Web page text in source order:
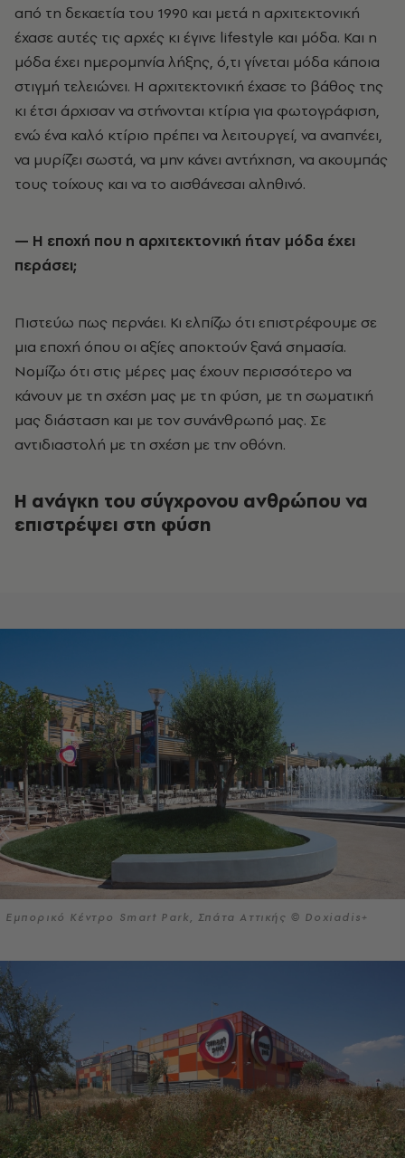
από τη δεκαετία του 1990 και μετά η αρχιτεκτονική
έχασε αυτές τις αρχές κι έγινε lifestyle και μόδα. Και η
μόδα έχει ημερομηνία λήξης, ό,τι γίνεται μόδα κάποια
στιγμή τελειώνει. Η αρχιτεκτονική έχασε το βάθος της
κι έτσι άρχισαν να στήνονται κτίρια για φωτογράφιση,
ενώ ένα καλό κτίριο πρέπει να λειτουργεί, να αναπνέει,
να μυρίζει σωστά, να μην κάνει αντήχηση, να ακουμπάς
τους τοίχους και να το αισθάνεσαι αληθινό.
— Η εποχή που η αρχιτεκτονική ήταν μόδα έχει
περάσει;
Πιστεύω πως περνάει. Κι ελπίζω ότι επιστρέφουμε σε
μια εποχή όπου οι αξίες αποκτούν ξανά σημασία.
Νομίζω ότι στις μέρες μας έχουν περισσότερο να
κάνουν με τη σχέση μας με τη φύση, με τη σωματική
μας διάσταση και με τον συνάνθρωπό μας. Σε
αντιδιαστολή με τη σχέση με την οθόνη.
Η ανάγκη του σύγχρονου ανθρώπου να
επιστρέψει στη φύση
Εμπορικό Κέντρο Smart Park, Σπάτα Αττικής © Doxiadis+